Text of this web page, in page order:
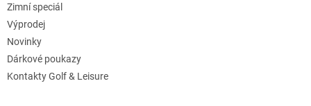
Zimní speciál
Výprodej
Novinky
Dárkové poukazy
Kontakty Golf & Leisure